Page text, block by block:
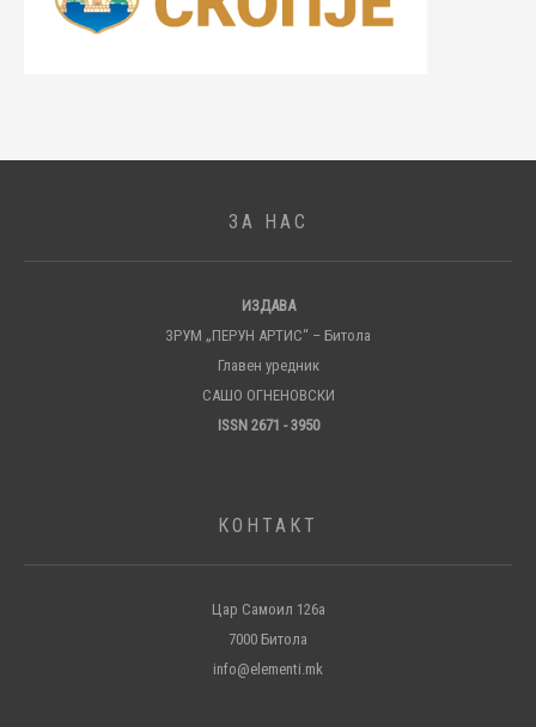
ЗА НАС
ИЗДАВА
ЗРУМ „ПЕРУН АРТИС“ – Битола
Главен уредник
САШО ОГНЕНОВСКИ
ISSN 2671 - 3950
КОНТАКТ
Цар Самоил 126а
7000 Битола
info@elementi.mk